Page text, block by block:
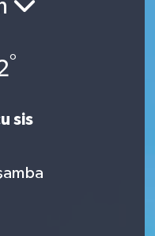
°
sis